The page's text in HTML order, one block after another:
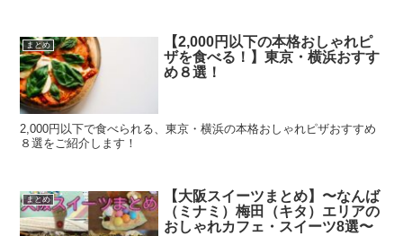
まとめ
【2,000円以下の本格おしゃれピ
ザを食べる！】東京・横浜おすす
め８選！
2,000円以下で食べられる、東京・横浜の本格おしゃれピザおすすめ
８選をご紹介します！
まとめ
【大阪スイーツまとめ】〜なんば
（ミナミ）梅田（キタ）エリアの
おしゃれカフェ・スイーツ8選〜